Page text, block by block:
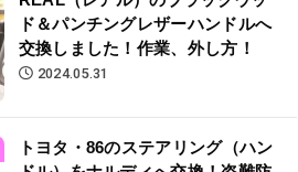
ド＆パンチングレザーハンドルへ
交換しました！作業、外し方！
2024.05.31
トヨタ・86のステアリング（ハン